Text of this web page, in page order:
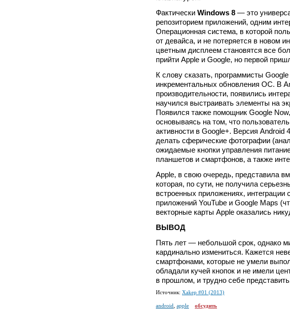
Фактически Windows 8 — это
репозиторием приложений, одним
Операционная система, в которой
от девайса, и не потеряется в новом
цветным дисплеем становятся все
прийти Apple и Google, но первой
К слову сказать, программисты
инкрементальных обновления ОС. В
производительности, появились
научился выстраивать элементы на
Появился также помощник Google
основываясь на том, что
активности в Google+. Версия
делать сферические фотографии
ожидаемые кнопки управления
планшетов и смартфонов, а также
Apple, в свою очередь, представила
которая, по сути, не получила
встроенных приложениях,
приложений YouTube и Google Maps
векторные карты Apple оказались
ВЫВОД
Пять лет — небольшой срок, однако
кардинально измениться. Кажется
смартфонами, которые не умели
обладали кучей кнопок и не имели
в прошлом, и трудно себе
Источник: Xakep #01 (2013)
android apple обсудить